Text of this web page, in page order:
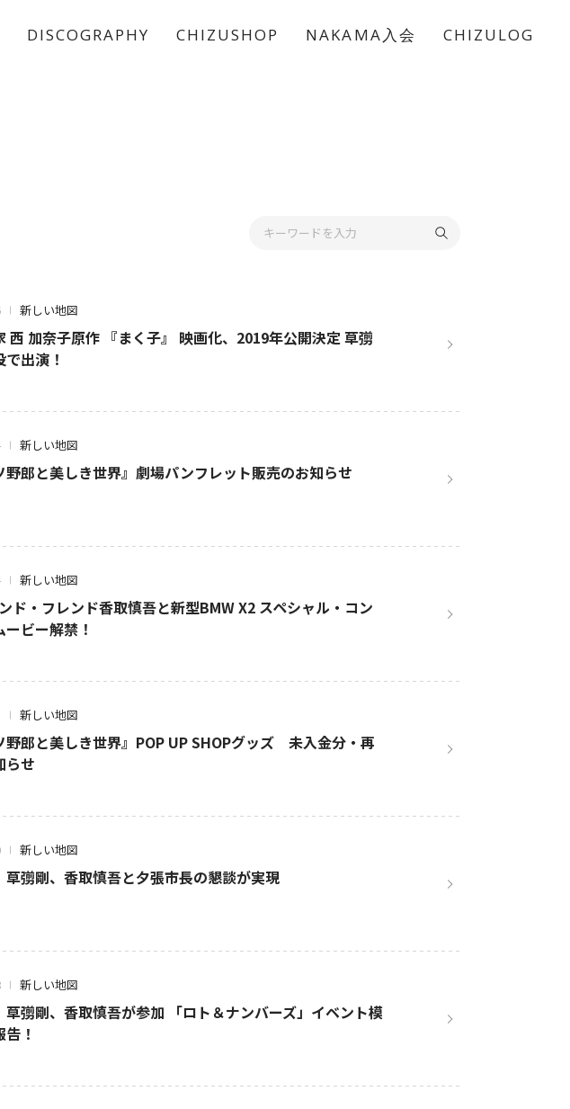
DISCOGRAPHY CHIZUSHOP NAKAMA入会 CHIZULOG
新しい地図
西 加奈子原作 『まく子』 映画化、2019年公開決定 草彅
出演！
新しい地図
野郎と美しき世界』劇場パンフレット販売のお知らせ
新しい地図
ド・フレンド香取慎吾と新型BMW X2 スペシャル・コン
ビー解禁！
新しい地図
野郎と美しき世界』POP UP SHOPグッズ 未入金分・再
らせ
新しい地図
草彅剛、香取慎吾と夕張市長の懇談が実現
新しい地図
草彅剛、香取慎吾が参加 「ロト＆ナンバーズ」イベント模
！